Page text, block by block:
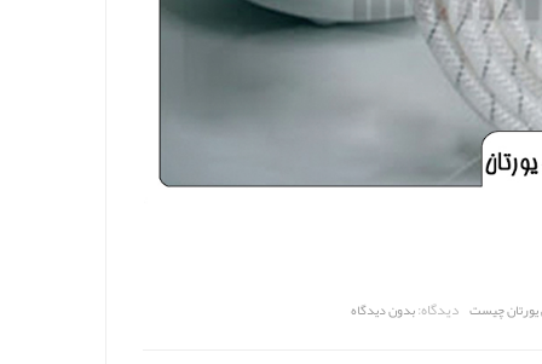
یورتان چیست دیدگاه:بدون دیدگاه